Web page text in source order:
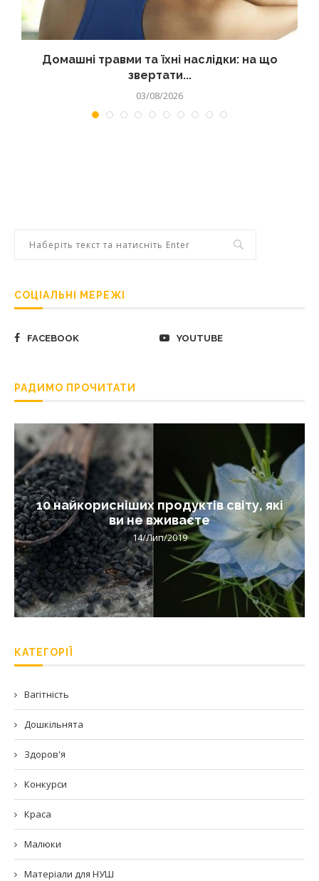
Домашні травми та їхні наслідки: на що
звертати...
03/08/2026
СОЦІАЛЬНІ МЕРЕЖІ
FACEBOOK YOUTUBE
РАДИМО ПРОЧИТАТИ
10 найкорисніших продуктів світу, які
ви не вживаєте
14/Лип/2019
КАТЕГОРІЇ
Вагітність
Дошкільнята
Здоров'я
Конкурси
Краса
Малюки
Матеріали для НУШ